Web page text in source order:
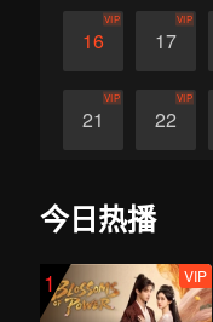
16
VIP
17
VIP
21
VIP
22
VIP
27
今日热播
1 VIP